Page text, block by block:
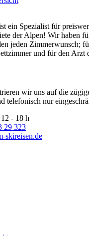
ein Spezialist für
der Alpen! Wir haben
jeden Zimmerwunsch;
und für den Arzt
wir uns auf die
telefonisch nur
- 18 h
29 323
skireisen.de